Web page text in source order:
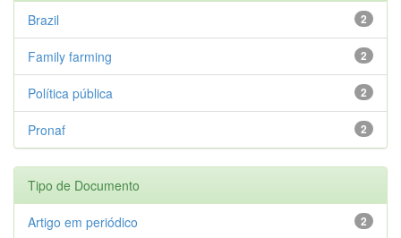
2
Brazil
2
Family farming
2
Política pública
2
Pronaf
Tipo de Documento
2
Artigo em periódico